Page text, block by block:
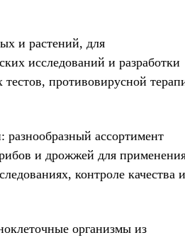
и растений, для
исследований и разработки
тестов, противовирусной
ассортимент
и дрожжей для
контроле качества и
организмы из